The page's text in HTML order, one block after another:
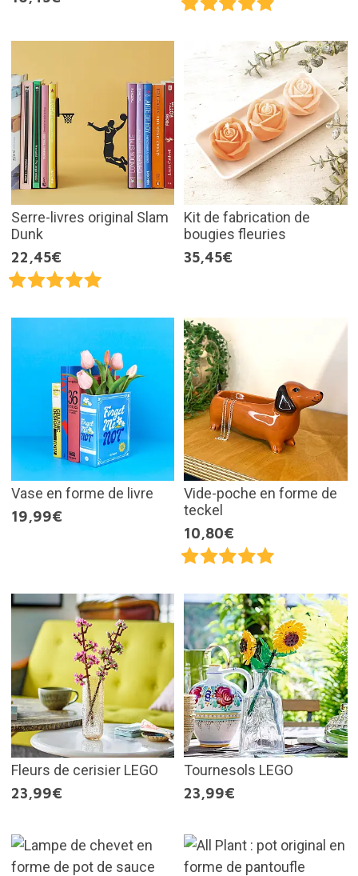
Serre-livres original Slam
Dunk
22,45€
Kit de fabrication de
bougies fleuries
35,45€
Vase en forme de livre
19,99€
Vide-poche en forme de
teckel
10,80€
Fleurs de cerisier LEGO
23,99€
Tournesols LEGO
23,99€